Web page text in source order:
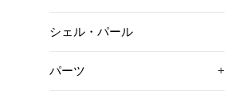
シェル・パール
パーツ +